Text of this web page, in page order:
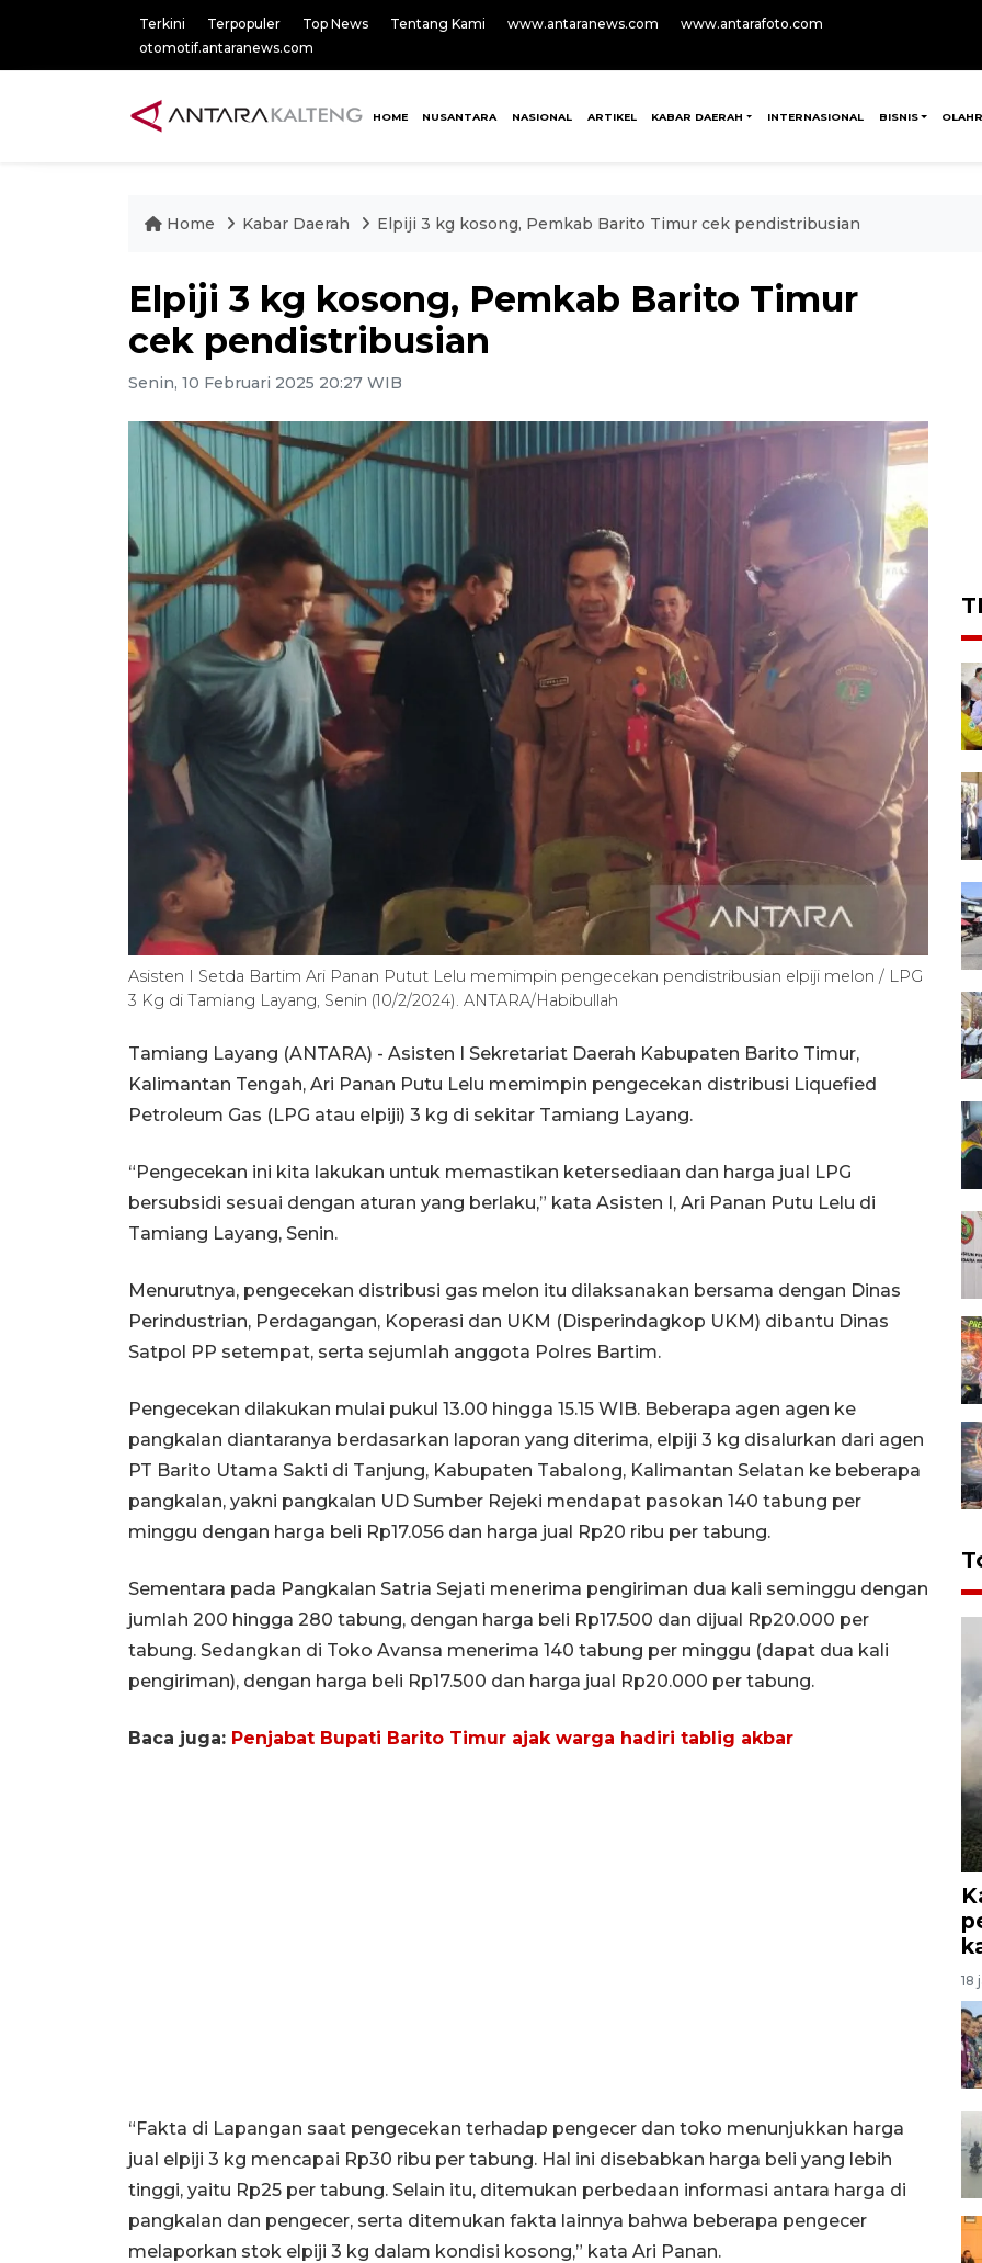
Terkini Terpopuler Top News Tentang Kami www.antaranews.com
www.antarafoto.com
otomotif.antaranews.com
HOME NUSANTARA NASIONAL ARTIKEL KABAR DAERAH INTERNASIONAL BISNIS
Home Kabar Daerah Elpiji 3 kg kosong, Pemkab Barito Timur cek pendistribusian
Elpiji 3 kg kosong, Pemkab Barito Timur
cek pendistribusian
Senin, 10 Februari 2025 20:27 WIB
Asisten I Setda Bartim Ari Panan Putut Lelu memimpin pengecekan pendistribusian elpiji melon / LPG
3 Kg di Tamiang Layang, Senin (10/2/2024). ANTARA/Habibullah
Tamiang Layang (ANTARA) - Asisten I Sekretariat Daerah Kabupaten Barito Timur,
Kalimantan Tengah, Ari Panan Putu Lelu memimpin pengecekan distribusi Liquefied
Petroleum Gas (LPG atau elpiji) 3 kg di sekitar Tamiang Layang.
“Pengecekan ini kita lakukan untuk memastikan ketersediaan dan harga jual LPG
bersubsidi sesuai dengan aturan yang berlaku,” kata Asisten I, Ari Panan Putu Lelu di
Tamiang Layang, Senin.
Menurutnya, pengecekan distribusi gas melon itu dilaksanakan bersama dengan Dinas
Perindustrian, Perdagangan, Koperasi dan UKM (Disperindagkop UKM) dibantu Dinas
Satpol PP setempat, serta sejumlah anggota Polres Bartim.
Pengecekan dilakukan mulai pukul 13.00 hingga 15.15 WIB. Beberapa agen agen ke
pangkalan diantaranya berdasarkan laporan yang diterima, elpiji 3 kg disalurkan dari agen
PT Barito Utama Sakti di Tanjung, Kabupaten Tabalong, Kalimantan Selatan ke beberapa
pangkalan, yakni pangkalan UD Sumber Rejeki mendapat pasokan 140 tabung per
minggu dengan harga beli Rp17.056 dan harga jual Rp20 ribu per tabung.
Sementara pada Pangkalan Satria Sejati menerima pengiriman dua kali seminggu dengan
jumlah 200 hingga 280 tabung, dengan harga beli Rp17.500 dan dijual Rp20.000 per
tabung. Sedangkan di Toko Avansa menerima 140 tabung per minggu (dapat dua kali
pengiriman), dengan harga beli Rp17.500 dan harga jual Rp20.000 per tabung.
Baca juga: Penjabat Bupati Barito Timur ajak warga hadiri tablig akbar
“Fakta di Lapangan saat pengecekan terhadap pengecer dan toko menunjukkan harga
jual elpiji 3 kg mencapai Rp30 ribu per tabung. Hal ini disebabkan harga beli yang lebih
tinggi, yaitu Rp25 per tabung. Selain itu, ditemukan perbedaan informasi antara harga di
pangkalan dan pengecer, serta ditemukan fakta lainnya bahwa beberapa pengecer
melaporkan stok elpiji 3 kg dalam kondisi kosong,” kata Ari Panan.
18